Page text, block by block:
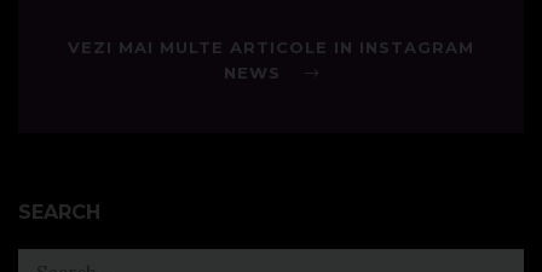
VEZI MAI MULTE ARTICOLE IN INSTAGRAM
NEWS
SEARCH